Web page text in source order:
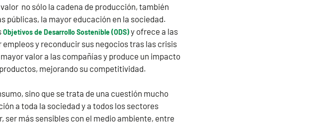
no sólo la cadena de producción, también
públicas, la mayor educación en la sociedad.
Objetivos de Desarrollo Sostenible (ODS)y ofrece a las
y reconducir sus negocios tras las crisis
valor a las compañías y produce un impacto
mejorando su competitividad.
sino que se trata de una cuestión mucho
a toda la sociedad y a todos los sectores
más sensibles con el medio ambiente, entre